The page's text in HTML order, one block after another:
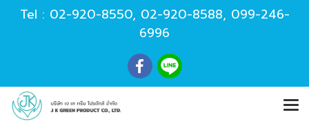
Tel : 02-920-8550, 02-920-8588, 099-246-
6996